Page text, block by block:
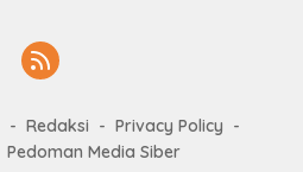
Redaksi
Privacy Policy
Pedoman Media Siber